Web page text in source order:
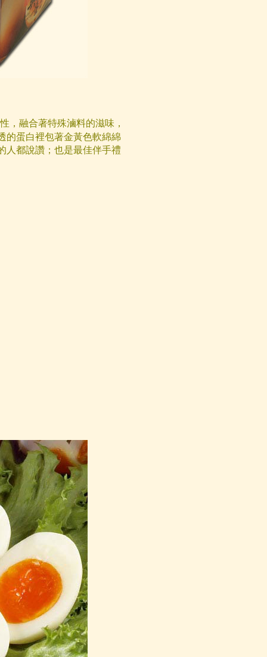
，融合著特殊滷料的滋味，
的蛋白裡包著金黃色軟綿綿
人都說讚；也是最佳伴手禮